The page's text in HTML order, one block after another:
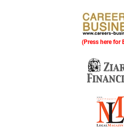
(Press here for